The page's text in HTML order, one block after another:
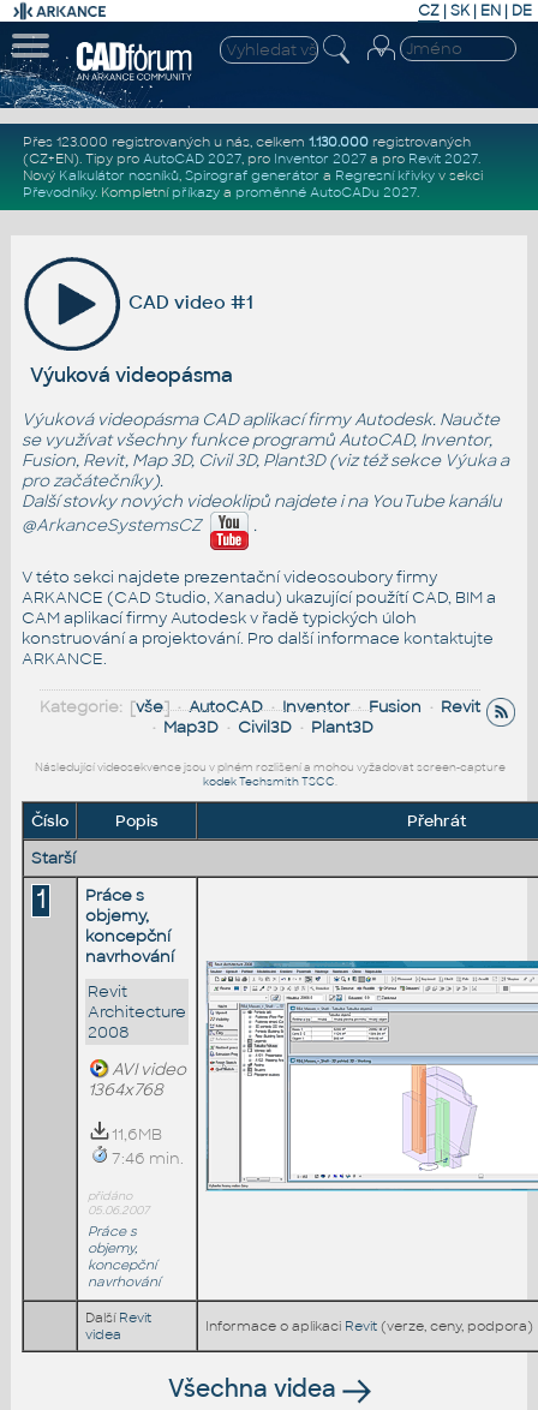
CZ | SK| EN | DE
Přes 123.000 registrovaných u nás, celkem 1.130.000registrovaných
(CZ+EN). Tipy pro AutoCAD 2027, pro Inventor 2027a pro Revit 2027.
Nový Kalkulátor nosníků, Spirograf generátor a Regresní křivkyv sekci
Převodníky. Kompletní příkazya proměnné AutoCADu 2027.
CAD video #1
Výuková videopásma
Výuková videopásma CAD aplikací firmy Autodesk. Naučte
se využívat všechny funkce programů AutoCAD, Inventor,
Fusion, Revit, Map 3D, Civil 3D, Plant3D (viz též sekce Výukaa
pro začátečníky).
Další stovky nových videoklipů najdete i na YouTube kanálu
@ArkanceSystemsCZ
.
V této sekci najdete prezentační videosoubory firmy
ARKANCE (CAD Studio, Xanadu) ukazující použítí CAD, BIM a
CAM aplikací firmy Autodesk v řadě typických úloh
konstruování a projektování. Pro další informace kontaktujte
ARKANCE.
Kategorie: [vše] •AutoCAD•Inventor•Fusion • Revit
• Map3D• Civil3D• Plant3D
Následující videosekvence jsou v plném rozlišení a mohou vyžadovat screen-capture
kodek Techsmith TSCC.
Číslo Popis
Přehrát
Starší
1
Práce s
objemy,
koncepční
navrhování
Revit
Architecture
2008
AVI video
1364x768
11,6MB
7:46 min.
přidáno
05.06.2007
Práce s
objemy,
koncepční
navrhování
Další Revit
videa
Informace o aplikaci Revit(verze, ceny, podpora)
Všechna videa